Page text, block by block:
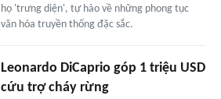
họ 'trưng diện', tự hào về những phong tục
văn hóa truyền thống đặc sắc.
Leonardo DiCaprio góp 1 triệu USD
cứu trợ cháy rừng